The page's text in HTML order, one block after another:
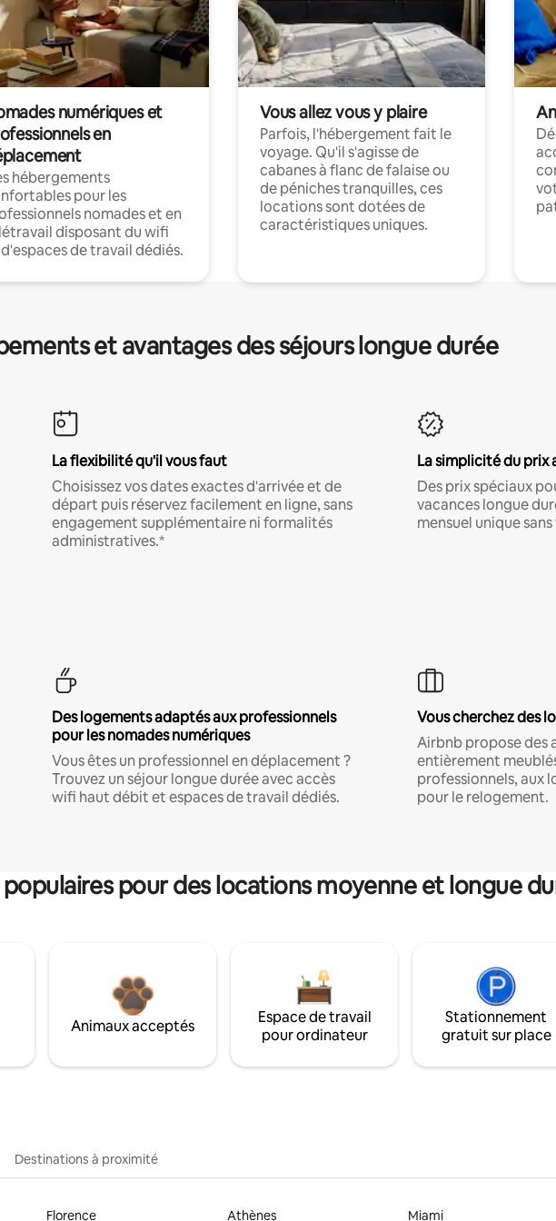
numériques et
en
hébergements
pour les
nomades et en
disposant du wifi
de travail dédiés.
Vous allez vous y plaire
Parfois, l'hébergement fait le
voyage. Qu'il s'agisse de
cabanes à flanc de falaise ou
de péniches tranquilles, ces
locations sont dotées de
caractéristiques uniques.
et avantages des séjours longue durée
La flexibilité qu'il vous faut
Choisissez vos dates exactes d'arrivée et de
départ puis réservez facilement en ligne, sans
engagement supplémentaire ni formalités
administratives.*
La simplicité du prix
Des prix spéciaux
vacances longue
mensuel unique
Des logements adaptés aux professionnels
pour les nomades numériques
Vous êtes un professionnel en déplacement ?
Trouvez un séjour longue durée avec accès
wifi haut débit et espaces de travail dédiés.
Vous cherchez des
Airbnb propose des
entièrement
professionnels, aux
pour le relogement.
pour des locations moyenne et longue
Animaux acceptés
Espace de travail
pour ordinateur
Stationnement
gratuit sur place
Destinations à proximité
Florence Athènes Miami